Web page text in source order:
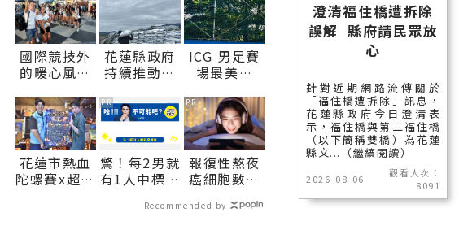
國際競技外
的暖心風景
文化織就
ICG 精彩花
絮∣花蓮新
聞網官方網
站各類新聞
－最快速的
花蓮縣政府
持續推動肥
照顧農友穩
定農業生產
∣花蓮新聞
網官方網站
各類新聞－
最快速的今
日新聞報導
ICG 男足賽
場最美風
手放棄攻擊
良機 主動幫
守門員撿鞋
∣花蓮新聞
網官方網站
各類新聞－
最快速的今
花蓮市熱血
陀螺賽x超嗨
驚！每2男就
有1人中標？
PR
報復性熬夜
癌細胞數攀
PR
Recommended by
澄清福住橋遭拆除
誤解 縣府請民眾放
心
針對近期網路流傳關於
「福住橋遭拆除」訊息，
花蓮縣政府今日澄清表
示，福住橋與第二福住橋
（以下簡稱雙橋）為花蓮
縣文...（繼續閱讀）
2026-08-06
觀看人次：
8091